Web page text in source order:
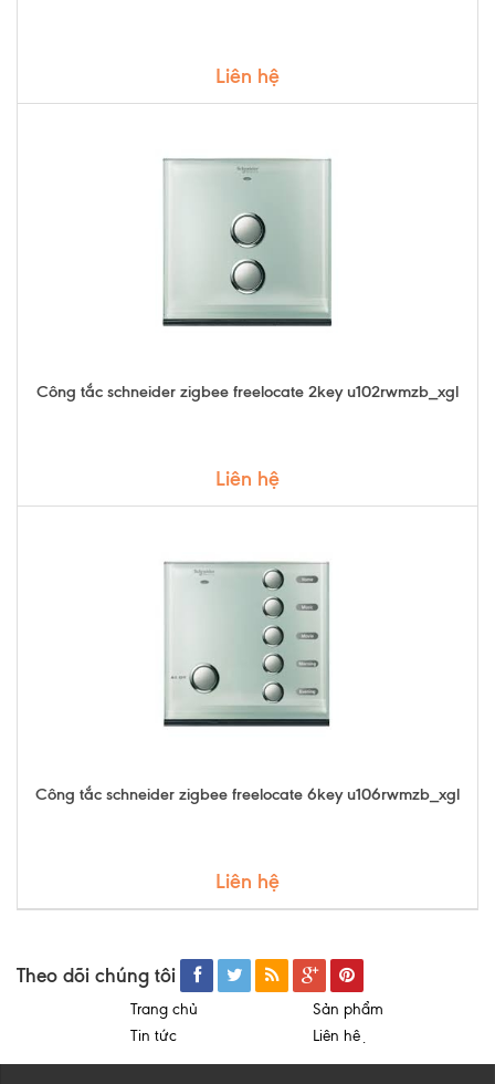
Liên hệ
Công tắc schneider zigbee freelocate 2key u102rwmzb_xgl
Liên hệ
Công tắc schneider zigbee freelocate 6key u106rwmzb_xgl
Liên hệ
Theo dõi chúng tôi
Trang chủ
Sản phẩm
Tin tức
Liên hệ